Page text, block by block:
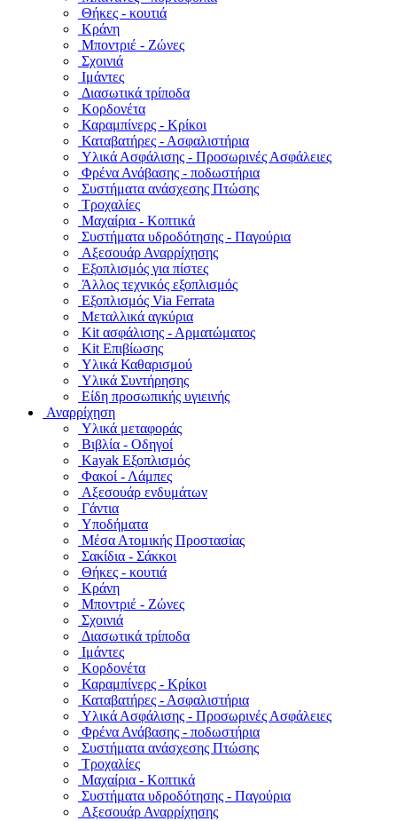
Θήκες - κουτιά
Κράνη
Μποντριέ - Ζώνες
Σχοινιά
Ιμάντες
Διασωτικά τρίποδα
Κορδονέτα
Καραμπίνερς - Κρίκοι
Καταβατήρες - Ασφαλιστήρια
Υλικά Ασφάλισης - Προσωρινές Ασφάλειες
Φρένα Ανάβασης - ποδωστήρια
Συστήματα ανάσχεσης Πτώσης
Τροχαλίες
Μαχαίρια - Κοπτικά
Συστήματα υδροδότησης - Παγούρια
Αξεσουάρ Αναρρίχησης
Εξοπλισμός για πίστες
Άλλος τεχνικός εξοπλισμός
Εξοπλισμός Via Ferrata
Μεταλλικά αγκύρια
Kit ασφάλισης - Αρματώματος
Kit Επιβίωσης
Υλικά Καθαρισμού
Υλικά Συντήρησης
Είδη προσωπικής υγιεινής
Αναρρίχηση
Υλικά μεταφοράς
Βιβλία - Οδηγοί
Kayak Εξοπλισμός
Φακοί - Λάμπες
Αξεσουάρ ενδυμάτων
Γάντια
Υποδήματα
Μέσα Ατομικής Προστασίας
Σακίδια - Σάκκοι
Θήκες - κουτιά
Κράνη
Μποντριέ - Ζώνες
Σχοινιά
Διασωτικά τρίποδα
Ιμάντες
Κορδονέτα
Καραμπίνερς - Κρίκοι
Καταβατήρες - Ασφαλιστήρια
Υλικά Ασφάλισης - Προσωρινές Ασφάλειες
Φρένα Ανάβασης - ποδωστήρια
Συστήματα ανάσχεσης Πτώσης
Τροχαλίες
Μαχαίρια - Κοπτικά
Συστήματα υδροδότησης - Παγούρια
Αξεσουάρ Αναρρίχησης